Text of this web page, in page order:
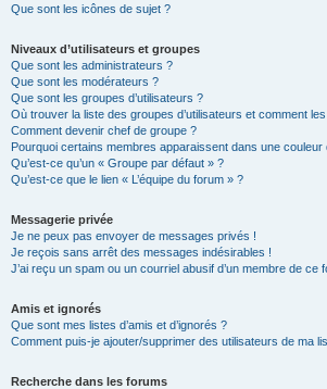
Que sont les icônes de sujet ?
Niveaux d’utilisateurs et groupes
Que sont les administrateurs ?
Que sont les modérateurs ?
Que sont les groupes d’utilisateurs ?
Où trouver la liste des groupes d’utilisateurs et comment
Comment devenir chef de groupe ?
Pourquoi certains membres apparaissent dans une couleur
Qu’est-ce qu’un « Groupe par défaut » ?
Qu’est-ce que le lien « L’équipe du forum » ?
Messagerie privée
Je ne peux pas envoyer de messages privés !
Je reçois sans arrêt des messages indésirables !
J’ai reçu un spam ou un courriel abusif d’un membre de ce
Amis et ignorés
Que sont mes listes d’amis et d’ignorés ?
Comment puis-je ajouter/supprimer des utilisateurs de ma
Recherche dans les forums